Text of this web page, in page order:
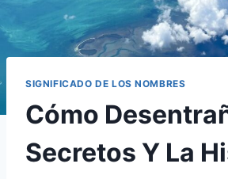
SIGNIFICADO DE LOS NOMBRES
Cómo
Secretos Y La